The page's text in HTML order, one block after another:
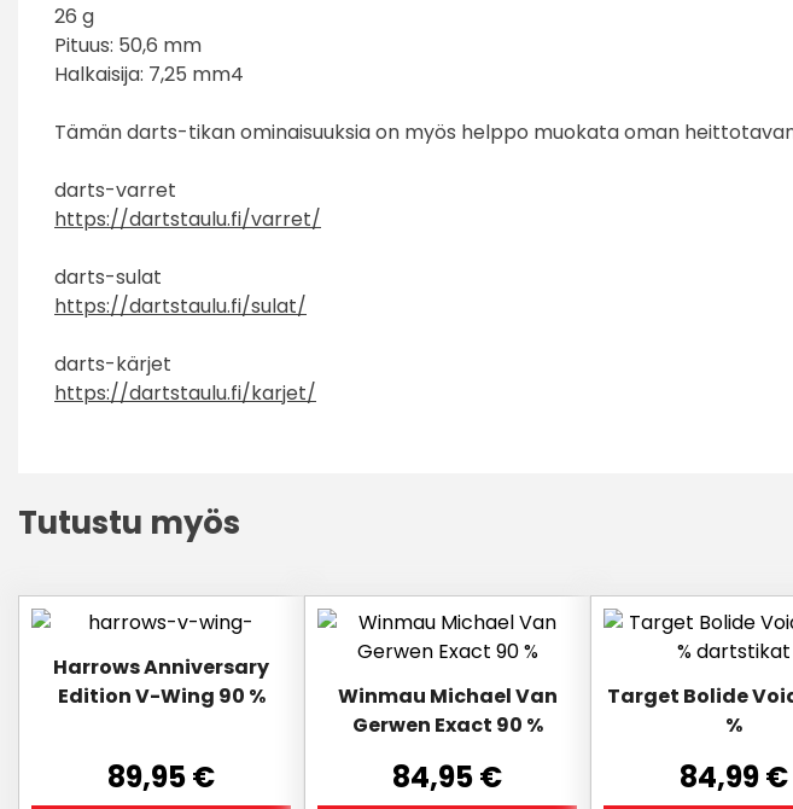
26 g
Pituus: 50,6 mm
Halkaisija: 7,25 mm4
Tämän darts-tikan ominaisuuksia on myös helppo muokata oman
darts-varret
https://dartstaulu.fi/varret/
darts-sulat
https://dartstaulu.fi/sulat/
darts-kärjet
https://dartstaulu.fi/karjet/
Tutustu myös
Harrows Anniversary
Edition V-Wing 90 %
89,95€
Tällä
useampi
Winmau Michael Van
Gerwen Exact 90 %
84,95€
Tällä
tuotteella
useampi
muunnelma.
Target Bolide
%
84,99€
Tällä
tuotteella
useampi